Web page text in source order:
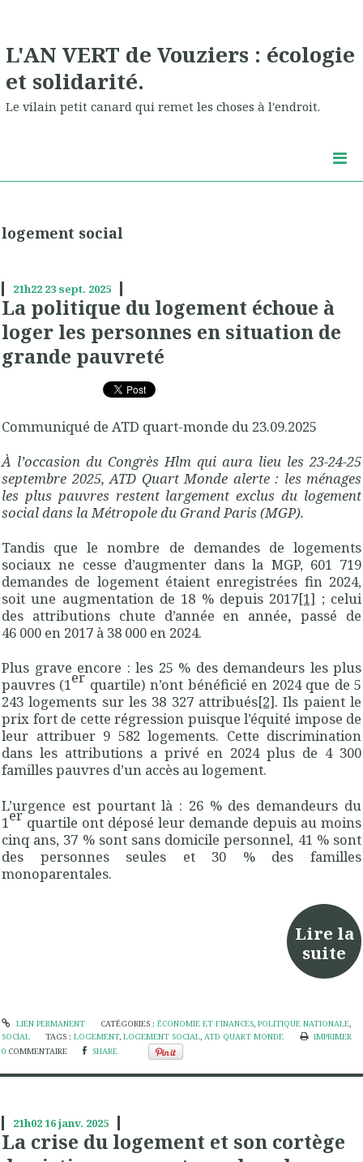
L'AN VERT de Vouziers : écologie
et solidarité.
Le vilain petit canard qui remet les choses à l'endroit.
logement social
21h22 23 sept. 2025
La politique du logement échoue à
loger les personnes en situation de
grande pauvreté
Communiqué de ATD quart-monde du 23.09.2025
À l’occasion du Congrès Hlm qui aura lieu les 23-24-25
septembre 2025, ATD Quart Monde alerte : les ménages
les plus pauvres restent largement exclus du logement
social dans la Métropole du Grand Paris (MGP).
Tandis que le nombre de demandes de logements
sociaux ne cesse d’augmenter dans la MGP, 601 719
demandes de logement étaient enregistrées fin 2024,
soit une augmentation de 18 % depuis 2017[1] ; celui
des attributions chute d’année en année,passé de
46 000 en 2017 à 38 000 en 2024.
Plus grave encore : les 25 % des demandeurs les plus
pauvres (1er quartile) n’ont bénéficié en 2024 que de 5
243 logements sur les 38 327 attribués[2]. Ils paient le
prix fort de cette régression puisque l’équité impose de
leur attribuer 9 582 logements. Cette discrimination
dans les attributions a privé en 2024 plus de 4 300
familles pauvres d’un accès au logement.
L’urgence est pourtant là : 26 % des demandeurs du
1er quartile ont déposé leur demande depuis au moins
cinq ans, 37 % sont sans domicile personnel, 41 % sont
des personnes seules et 30 % des familles
monoparentales.
Lire la
suite
LIEN PERMANENT CATÉGORIES : ÉCONOMIE ET FINANCES, POLITIQUE NATIONALE,
SOCIAL
TAGS :LOGEMENT,LOGEMENT SOCIAL,ATD QUART MONDE
IMPRIMER
0 COMMENTAIRE SHARE
21h0216janv. 2025
La crise du logement et son cortège